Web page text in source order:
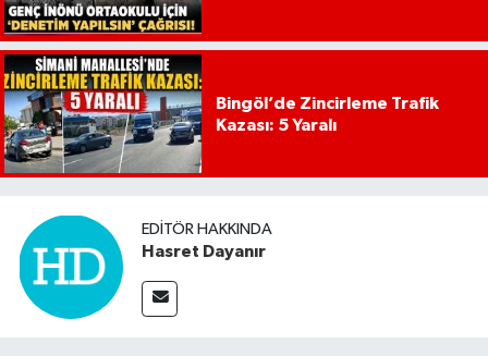
Bingöl’de Zincirleme Trafik
Kazası: 5 Yaralı
EDITÖR HAKKINDA
Hasret Dayanır